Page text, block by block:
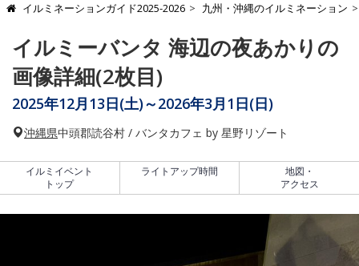
イルミネーションガイド2025-2026 九州・沖縄のイルミネーション
イルミーバンタ 海辺の夜あかりの
画像詳細(2枚目)
2025年12月13日(土)～2026年3月1日(日)
沖縄県中頭郡読谷村 / バンタカフェ by 星野リゾート
イルミイベント
トップ
ライトアップ時間
地図・
アクセス